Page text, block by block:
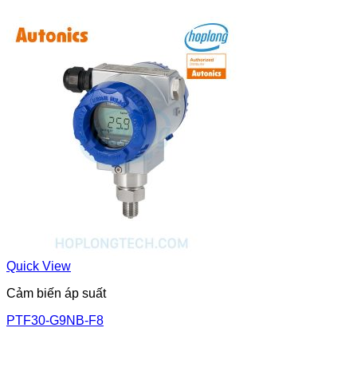
Quick View
Cảm biến áp suất
PTF30-G9NB-F8